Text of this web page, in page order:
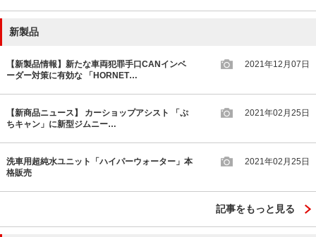
新製品
【新製品情報】新たな車両犯罪手口CANインベ
ーダー対策に有効な 「HORNET…
2021年12月07日
【新商品ニュース】 カーショップアシスト 「ぷ
ちキャン」に新型ジムニー…
2021年02月25日
洗車用超純水ユニット「ハイパーウォーター」本
格販売
2021年02月25日
記事をもっと見る